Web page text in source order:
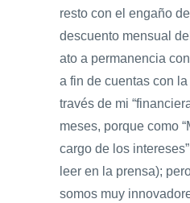
resto con el engaño
descuento mensual
ato a permanencia
a fin de cuentas con
través de mi
meses, porque como
cargo de los
leer en la prensa);
somos muy